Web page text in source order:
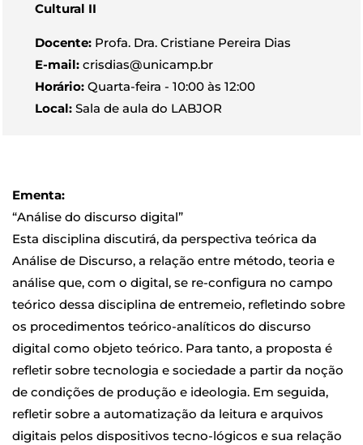
Cultural II
Docente: Profa. Dra. Cristiane Pereira Dias
E-mail: crisdias@unicamp.br
Horário: Quarta-feira - 10:00 às 12:00
Local: Sala de aula do LABJOR
Ementa:
“Análise do discurso digital”
Esta disciplina discutirá, da perspectiva teórica da
Análise de Discurso, a relação entre método, teoria e
análise que, com o digital, se re-configura no campo
teórico dessa disciplina de entremeio, refletindo sobre
os procedimentos teórico-analíticos do discurso
digital como objeto teórico. Para tanto, a proposta é
refletir sobre tecnologia e sociedade a partir da noção
de condições de produção e ideologia. Em seguida,
refletir sobre a automatização da leitura e arquivos
digitais pelos dispositivos tecno-lógicos e sua relação